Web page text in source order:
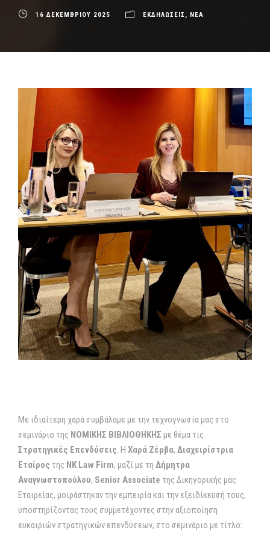
16 ΔΕΚΕΜΒΡΙΟΥ 2025 ΕΚΔΗΛΩΣΕΙΣ , ΝΕΑ
Με ιδιαίτερη χαρά συμβάλαμε με την τεχνογνωσία μας στο
σεμινάριο της ΝΟΜΙΚΗΣ ΒΙΒΛΙΟΘΗΚΗΣ με θέμα τις
Στρατηγικές Επενδύσεις. Η Χαρά Ζέρβα, Διαχειρίστρια
Εταίρος της NK Law Firm, μαζί με τη Δήμητρα
Αναγνωστοπούλου, Senior Associate της Δικηγορικής μας
Εταιρείας, μοιράστηκαν την εμπειρία και την εξειδίκευσή τους,
υποστηρίζοντας τους συμμετέχοντες στην αξιοποίηση
ευκαιριών στρατηγικών επενδύσεων, στο σεμινάριο με τίτλο: